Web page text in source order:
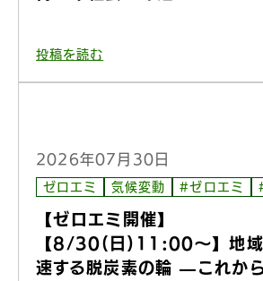
投稿を読む
2026年07月30日
ゼロエミ 気候変動 #ゼロエミ
【ゼロエミ開催】
【8/30(日)11:00〜】地
速する脱炭素の輪 —これか